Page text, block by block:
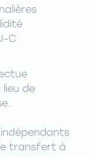
C
de
le transfert à